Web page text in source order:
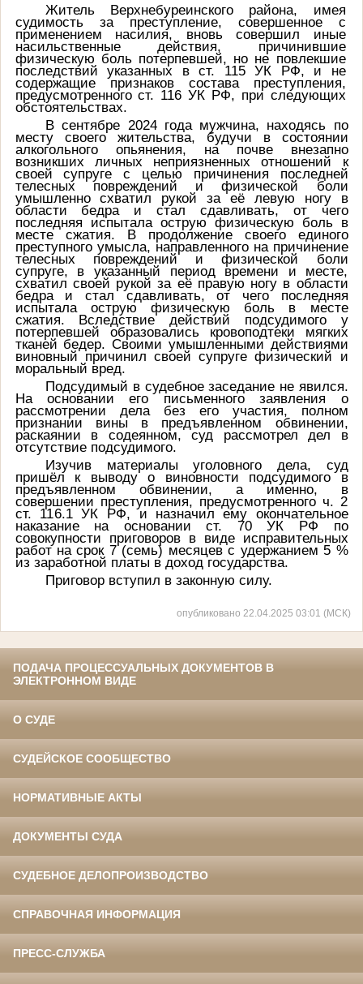
Житель Верхнебуреинского района, имея
судимость за преступление, совершенное с
применением насилия, вновь совершил иные
насильственные действия, причинившие
физическую боль потерпевшей, но не повлекшие
последствий указанных в ст. 115 УК РФ, и не
содержащие признаков состава преступления,
предусмотренного ст. 116 УК РФ, при следующих
обстоятельствах.
В сентябре 2024 года мужчина, находясь по
месту своего жительства, будучи в состоянии
алкогольного опьянения, на почве внезапно
возникших личных неприязненных отношений к
своей супруге с целью причинения последней
телесных повреждений и физической боли
умышленно схватил рукой за её левую ногу в
области бедра и стал сдавливать, от чего
последняя испытала острую физическую боль в
месте сжатия. В продолжение своего единого
преступного умысла, направленного на причинение
телесных повреждений и физической боли
супруге, в указанный период времени и месте,
схватил своей рукой за её правую ногу в области
бедра и стал сдавливать, от чего последняя
испытала острую физическую боль в месте
сжатия. Вследствие действий подсудимого у
потерпевшей образовались кровоподтеки мягких
тканей бедер. Своими умышленными действиями
виновный причинил своей супруге физический и
моральный вред.
Подсудимый в судебное заседание не явился.
На основании его письменного заявления о
рассмотрении дела без его участия, полном
признании вины в предъявленном обвинении,
раскаянии в содеянном, суд рассмотрел дел в
отсутствие подсудимого.
Изучив материалы уголовного дела, суд
пришёл к выводу о виновности подсудимого в
предъявленном обвинении, а именно, в
совершении преступления, предусмотренного ч. 2
ст. 116.1 УК РФ, и назначил ему окончательное
наказание на основании ст. 70 УК РФ по
совокупности приговоров в виде исправительных
работ на срок 7 (семь) месяцев с удержанием 5 %
из заработной платы в доход государства.
Приговор вступил в законную силу.
опубликовано 22.04.2025 03:01 (МСК)
ПОДАЧА ПРОЦЕССУАЛЬНЫХ ДОКУМЕНТОВ В
ЭЛЕКТРОННОМ ВИДЕ
О СУДЕ
СУДЕЙСКОЕ СООБЩЕСТВО
НОРМАТИВНЫЕ АКТЫ
ДОКУМЕНТЫ СУДА
СУДЕБНОЕ ДЕЛОПРОИЗВОДСТВО
СПРАВОЧНАЯ ИНФОРМАЦИЯ
ПРЕСС-СЛУЖБА